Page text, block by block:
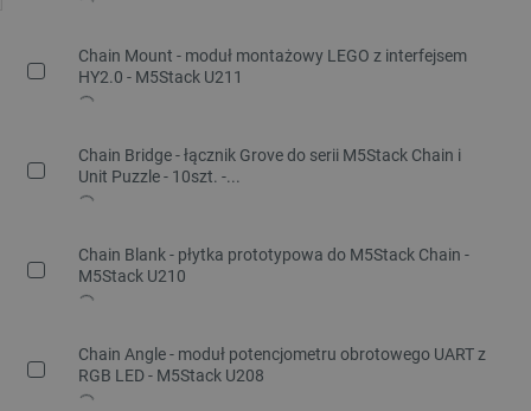
Chain Mount - moduł montażowy LEGO z interfejsem
HY2.0 - M5Stack U211
Chain Bridge - łącznik Grove do serii M5Stack Chain i
Unit Puzzle - 10szt. -...
Chain Blank - płytka prototypowa do M5Stack Chain -
M5Stack U210
Chain Angle - moduł potencjometru obrotowego UART z
RGB LED - M5Stack U208